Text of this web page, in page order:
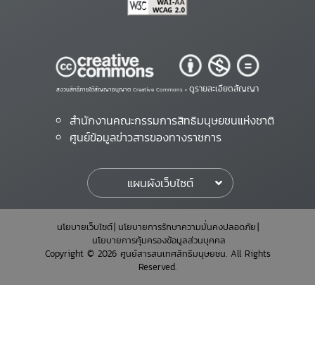
สงวนสิทธิ์ภายใต้สัญญาอนุญาต Creative Commons • ดูรายละเอียดสัญญา
สำนักงานคณะกรรมการสิทธิมนุษยชนแห่งชาติ
ศูนย์ข้อมูลข่าวสารของทางราชการ
แผนผังเว็บไซต์
นโยบายเว็บไซต์ นโยบายการรักษาความมั่นคงปลอดภัย
นโยบายการคุ้มครองข้อมูลส่วนบุคคล
Copyright © 2026 ศูนย์สารสนเทศสิทธิมนุษยชน. All Rights
Reserved.